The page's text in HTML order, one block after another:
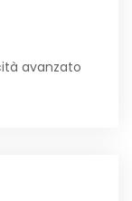
avanzato